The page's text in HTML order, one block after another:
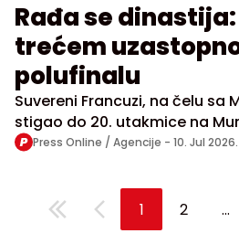
Rađa se
trećem
polufinalu
Suvereni Francuzi, na čelu sa
stigao do 20. utakmice na
Press Online / Agencije - 10. Jul 2026.
1 2 ...